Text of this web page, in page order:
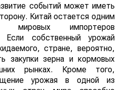
событий может иметь
Китай остается одним
мировых импортеров
Если собственный урожай
стране, вероятно,
закупки зерна и кормовых
рынках. Кроме того,
урожая в одной из